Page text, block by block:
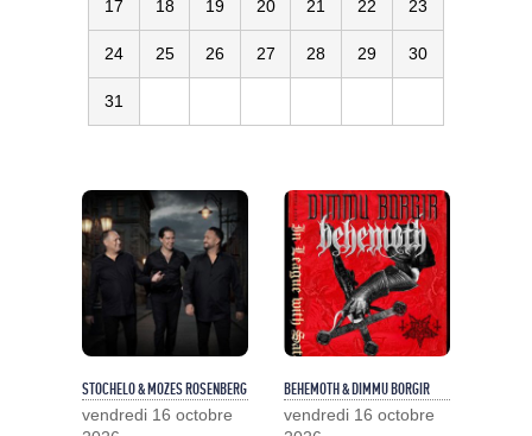
17 18 19 20 21 22 23
24 25 26 27 28 29 30
31
STOCHELO & MOZES ROSENBERG
vendredi 16 octobre
BEHEMOTH & DIMMU BORGIR
vendredi 16 octobre